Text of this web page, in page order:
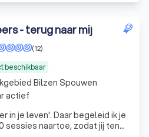
- terug naar mij
beschikbaar
(12)
in je leven'. Daar begeleid ik je
sessies naartoe, zodat jij ten
Bilzen Spouwen
actief